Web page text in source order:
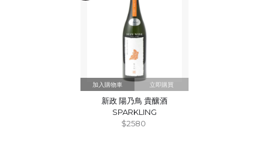
立即購買
新政 陽乃鳥 貴釀酒
SPARKLING
$2580